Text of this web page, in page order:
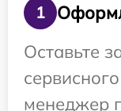
1
Оставьте
менеджер